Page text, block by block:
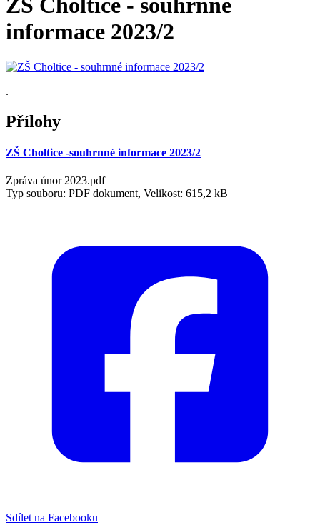
ZŠ Choltice - souhrnné
informace 2023/2
.
Přílohy
ZŠ Choltice -souhrnné informace 2023/2
Zpráva únor 2023.pdf
Typ souboru: PDF dokument, Velikost: 615,2 kB
Sdílet na Facebooku